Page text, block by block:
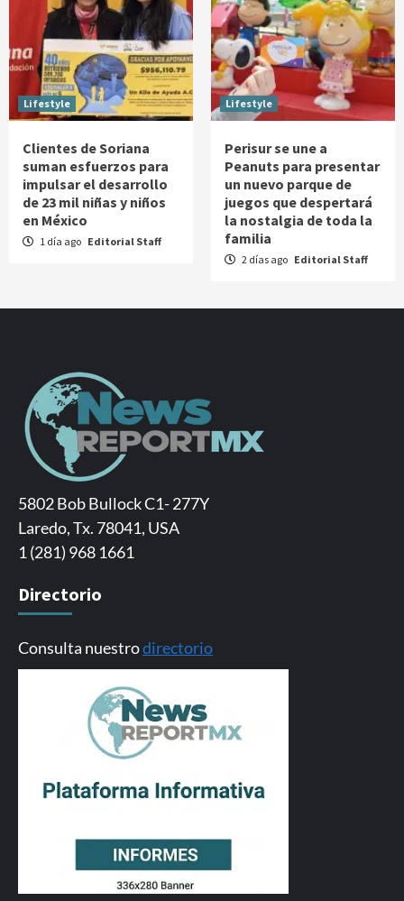
Lifestyle
Clientes de Soriana
suman esfuerzos para
impulsar el desarrollo
de 23 mil niñas y niños
en México
1 día ago Editorial Staff
Lifestyle
Perisur se une a
Peanuts para presentar
un nuevo parque de
juegos que despertará
la nostalgia de toda la
familia
2 días ago Editorial Staff
5802 Bob Bullock C1- 277Y
Laredo, Tx. 78041, USA
1 (281) 968 1661
Directorio
Consulta nuestrodirectorio